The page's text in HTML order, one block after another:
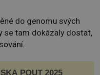
do genomu svých
se tam dokázaly dostat,
POUŤ 2025